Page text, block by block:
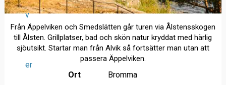
v
er
Från Äppelviken och Smedslätten går turen via Ålstensskogen
till Ålsten. Grillplatser, bad och skön natur kryddat med härlig
sjöutsikt. Startar man från Alvik så fortsätter man utan att
passera Äppelviken.
Ort Bromma